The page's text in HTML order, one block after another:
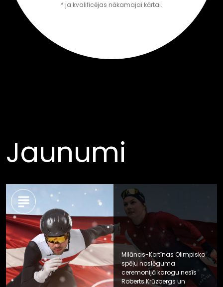
* ja kvalificējas nākamajai kārtai.
Jaunumi
Milānas-Kortīnas Olimpisko
spēļu noslēguma
ceremonijā karogu nesīs
Roberts Krūzbergs un